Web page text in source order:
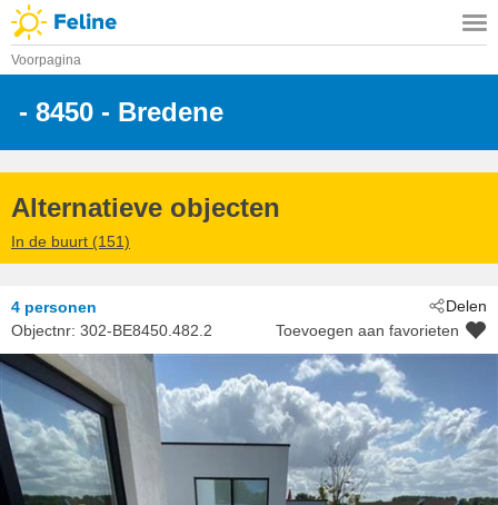
Voorpagina
- 8450 - Bredene
Alternatieve objecten
In de buurt (151)
Delen
4 personen
Objectnr: 302-BE8450.482.2 Toevoegen aan favorieten